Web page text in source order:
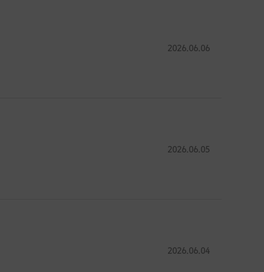
2026.06.06
2026.06.05
2026.06.04